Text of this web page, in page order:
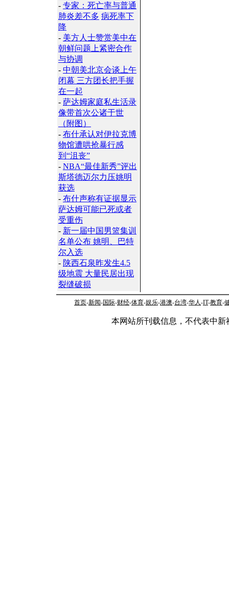
- 专家：死亡率与普通
肺炎差不多 病死率下
降
- 美方人士赞赏美中在
朝鲜问题上紧密合作
与协调
- 中朝美北京会谈上午
闭幕 三方团长把手握
在一起
- 萨达姆家庭私生活录
像带首次公诸于世
（附图）
- 布什承认对伊拉克博
物馆遭哄抢暴行感
到“沮丧”
- NBA“最佳新秀”评出
斯塔德迈尔力压姚明
获选
- 布什声称有证据显示
萨达姆可能已死或者
受重伤
- 新一届中国男篮集训
名单公布 姚明、巴特
尔入选
- 陕西石泉昨发生4.5
级地震 大量民居出现
裂缝破损
首页-新闻-国际-财经-体育-娱乐-港澳-台湾-华人-IT-教育-
本网站所刊载信息，不代表中